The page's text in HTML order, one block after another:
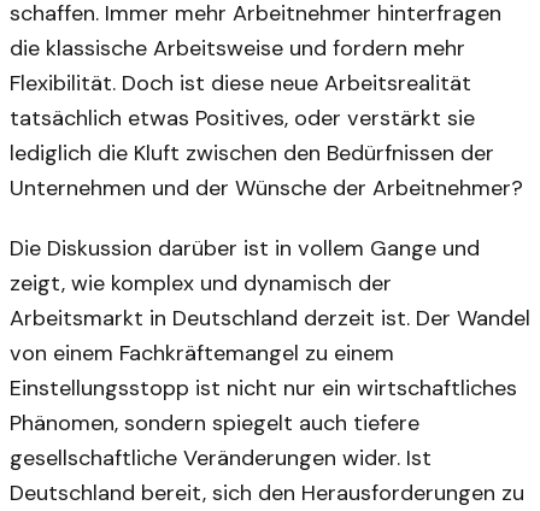
schaffen. Immer mehr Arbeitnehmer hinterfragen
die klassische Arbeitsweise und fordern mehr
Flexibilität. Doch ist diese neue Arbeitsrealität
tatsächlich etwas Positives, oder verstärkt sie
lediglich die Kluft zwischen den Bedürfnissen der
Unternehmen und der Wünsche der Arbeitnehmer?
Die Diskussion darüber ist in vollem Gange und
zeigt, wie komplex und dynamisch der
Arbeitsmarkt in Deutschland derzeit ist. Der Wandel
von einem Fachkräftemangel zu einem
Einstellungsstopp ist nicht nur ein wirtschaftliches
Phänomen, sondern spiegelt auch tiefere
gesellschaftliche Veränderungen wider. Ist
Deutschland bereit, sich den Herausforderungen zu